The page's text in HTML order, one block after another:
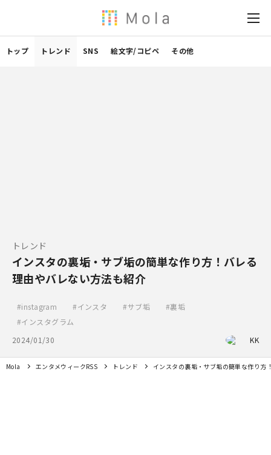
トップ トレンド SNS 絵文字/コピペ その他
トレンド
インスタの裏垢・サブ垢の簡単な作り方！バレる
理由やバレない方法も紹介
instagram インスタ サブ垢
裏垢
インスタグラム
2024/01/30
KK
Mola エンタメウィークRSS トレンド インスタの裏垢・サブ垢の簡単な作り方